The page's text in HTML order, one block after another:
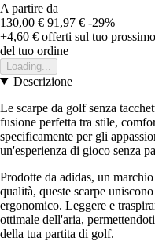
A partire da
130,00 € 91,97 € -29%
+4,60 € offerti sul tuo
del tuo ordine
Loading...
Descrizione
Le scarpe da golf senza
fusione perfetta tra stile,
specificamente per gli
un'esperienza di gioco senza
Prodotte da adidas, un
qualità, queste scarpe
ergonomico. Leggere e
ottimale dell'aria,
della tua partita di golf.